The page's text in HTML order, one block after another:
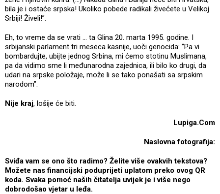
bila je i ostaće srpska! Ukoliko pobede radikali živećete u Velikoj
Srbiji! Živeli!”.
Eh, to vreme da se vrati ... ta Glina 20. marta 1995. godine. I
srbijanski parlament tri meseca kasnije, uoči genocida: “Pa vi
bombardujte, ubijte jednog Srbina, mi ćemo stotinu Muslimana,
pa da vidimo sme li međunarodna zajednica, ili bilo ko drugi, da
udari na srpske položaje, može li se tako ponašati sa srpskim
narodom”.
Nije kraj, lošije će biti.
Lupiga.Com
Naslovna fotografija:
Sviđa vam se ono što radimo? Želite više ovakvih tekstova?
Možete nas financijski poduprijeti uplatom preko ovog QR
koda. Svaka pomoć naših čitatelja uvijek je i više nego
dobrodošao vjetar u leđa.